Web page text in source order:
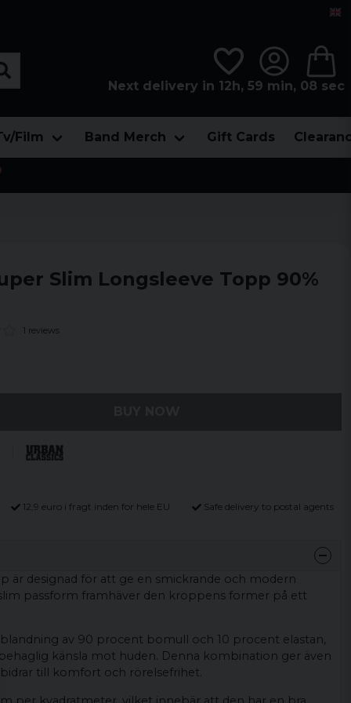
Next delivery in 12h, 59 min, 07 sec
Film Band Merch Gift Cards
Slim Longsleeve Topp 90%
1 reviews
12,9 euro i fragt inden for hele EU Safe delivery to postal agents
är designad för att ge en smickrande och modern
passform framhäver den kroppens former på ett
av 90 procent bomull och 10 procent elastan,
känsla mot huden. Denna kombination ger även
bidrar till komfort och rörelsefrihet.